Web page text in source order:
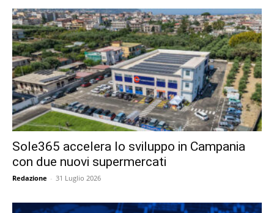
Sole365 accelera lo sviluppo in Campania
con due nuovi supermercati
Redazione - 31 Luglio 2026